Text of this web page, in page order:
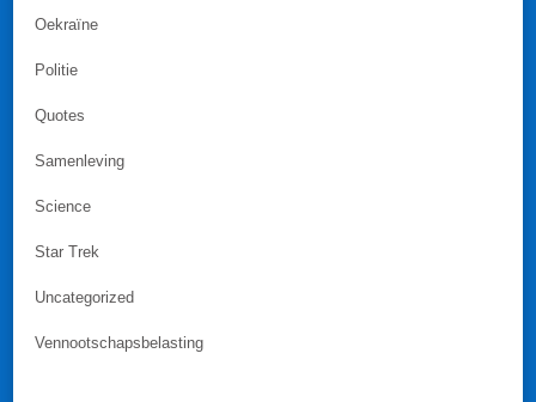
Oekraïne
Politie
Quotes
Samenleving
Science
Star Trek
Uncategorized
Vennootschapsbelasting